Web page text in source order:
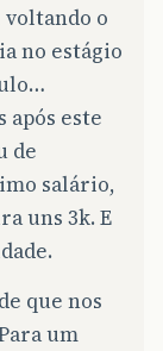
voltando o
no estágio
após este
de
salário,
uns 3k. E
que nos
um